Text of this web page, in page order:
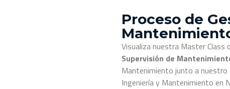
Proceso de
Visualiza nuestra Master Class
Supervisión de
Mantenimiento junto a nuestro
Ingeniería y Mantenimiento en